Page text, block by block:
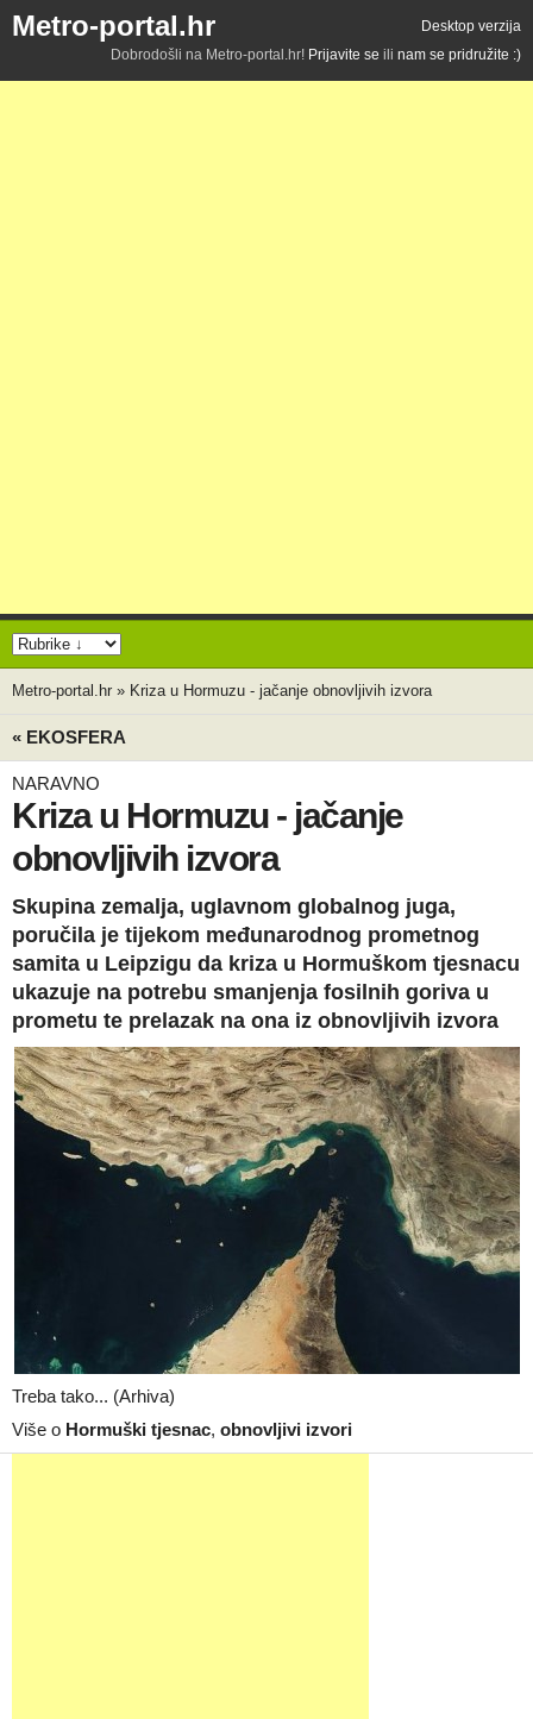
Metro-portal.hr
Desktop verzija
Dobrodošli na Metro-portal.hr! Prijavite se ili nam se pridružite :)
Metro-portal.hr » Kriza u Hormuzu - jačanje obnovljivih izvora
« EKOSFERA
NARAVNO
Kriza u Hormuzu - jačanje
obnovljivih izvora
Skupina zemalja, uglavnom globalnog juga,
poručila je tijekom međunarodnog prometnog
samita u Leipzigu da kriza u Hormuškom tjesnacu
ukazuje na potrebu smanjenja fosilnih goriva u
prometu te prelazak na ona iz obnovljivih izvora
Treba tako... (Arhiva)
Više o Hormuški tjesnac, obnovljivi izvori